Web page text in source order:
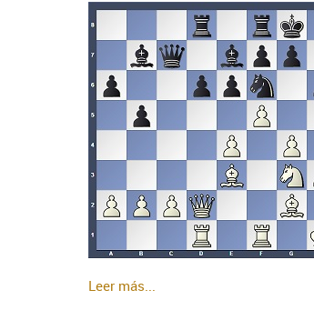
Leer más...